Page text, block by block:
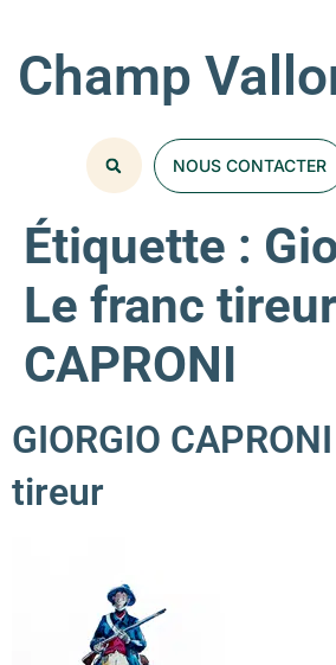
Champ
NOUS CONTACTER
Étiquette :
Le franc tireur
CAPRONI
GIORGIO
tireur